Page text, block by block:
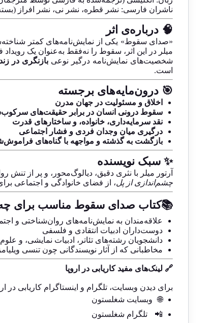
ناشران فارسی: نشر قطره، نشر نی، نشر افراز
🧠 درباره‌ی اثر
«صدای سقوط» یکی از نمایش‌نامه‌های کمتر
میلر در این اثر، سقوط را نه‌فقط به‌عنوان یک رویداد
شخصیت‌های نمایش‌نامه درگیر نوعی بازنگری در
است.
🎯 درون‌مایه‌های برجسته
اخلاق و مسئولیت در جهان مدرن
سقوط درونی انسان در برابر حقیقت‌های
نقد سرمایه‌داری، خانواده، و ساختارهای قدرت
درگیری میان وجدان فردی و فشار اجتماعی
بازگشت به گذشته و مواجهه با گناه‌های
✨ سبک نویسنده
آرتور میلر با نثری دقیق، دیالوگ‌محور، و پر از
چشم‌اندازی از پل، از فضای خانوادگی و اجتماعی
📚کتاب صدای سقوط مناسب برای
علاقه‌مندان به نمایش‌نامه‌های روان‌شناختی و
دوست‌داران ادبیات انتقادی و فلسفی
دانشجویان رشته‌های تئاتر، ادبیات نمایشی، و
مخاطبانی که از آثار نویسندگانی چون تنسی
🔗 لینک‌های مفید کاریابی در اروپا
برای دیدن وبسایت، تلگرام و اینستاگرام کاریابی در
🌐
وبسایت شغلستون
📲
تلگرام شغلستون